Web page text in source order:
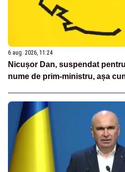
6 aug. 2026, 11:24
Nicușor Dan, suspendat
nume de prim-ministru, așa